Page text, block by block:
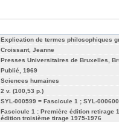
Explication de termes philosophiques
Croissant, Jeanne
Presses Universitaires de Bruxelles,
Publié, 1969
Sciences humaines
2 v. (100,53 p.)
SYL-000599 = Fascicule 1 ; SYL-
Fascicule 1 : Première édition retirage
édition troisième tirage 1975-1976